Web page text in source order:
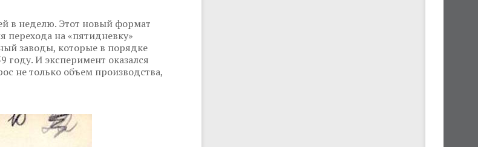
в неделю. Этот новый формат
перехода на «пятидневку»
заводы, которые в порядке
году. И эксперимент оказался
не только объем производства,